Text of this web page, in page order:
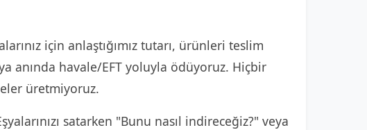
için anlaştığımız tutarı, ürünleri teslim
anında havale/EFT yoluyla ödüyoruz. Hiçbir
üretmiyoruz.
satarken "Bunu nasıl indireceğiz?" veya